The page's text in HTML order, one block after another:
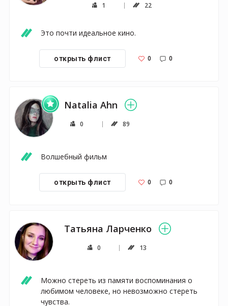
1 22
Это почти идеальное кино.
открыть флист 0 0
Natalia Ahn
0 89
Волшебный фильм
открыть флист 0 0
Татьяна Ларченко
0 13
Можно стереть из памяти воспоминания о
любимом человеке, но невозможно стереть
чувства.